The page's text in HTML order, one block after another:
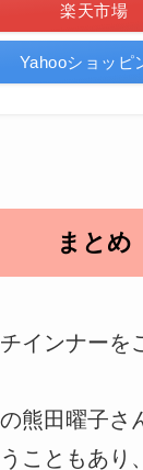
楽天市場
Yahooショッピ
まとめ
インナーを
熊田曜子さ
こともあり